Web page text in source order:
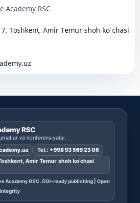
Academy RSC
Toshkent, Amir Temur shoh ko'chasi
RSC
va konferensiyalar.
Tel.: +998 93 569 23 06
Amir Temur shoh ko’chasi
Academy RSC. DOI-ready publishing | Open